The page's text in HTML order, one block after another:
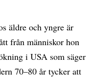
äldre och yngre är
från människor hon
i USA som säger
70–80 år tycker att